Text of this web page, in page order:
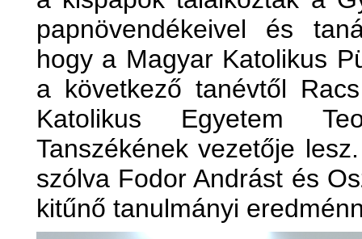
papnövendékeivel és
hogy a Magyar Katolikus
a következő tanévtől
Katolikus Egyetem
Tanszékének vezetője
szólva Fodor Andrást és
kitűnő tanulmányi